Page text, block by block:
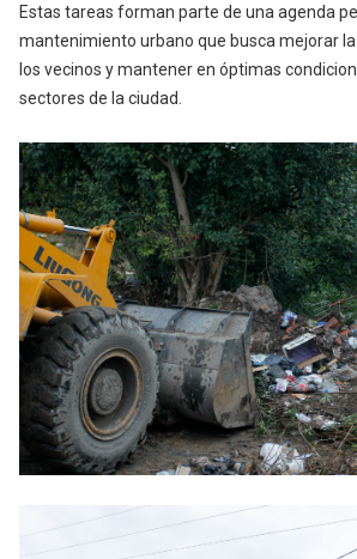
Estas tareas forman parte de una agenda
mantenimiento urbano que busca mejorar
los vecinos y mantener en óptimas
sectores de la ciudad.